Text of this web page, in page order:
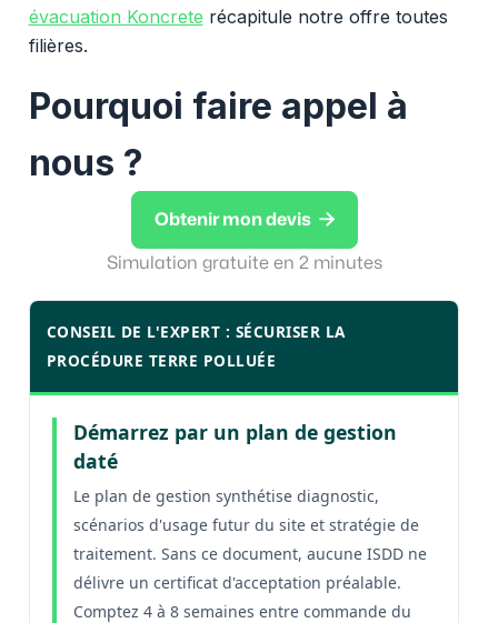
évacuation Koncrete récapitule notre offre toutes
filières.
Pourquoi faire appel à
nous ?
Obtenir mon devis 
Simulation gratuite en 2 minutes
CONSEIL DE L'EXPERT : SÉCURISER LA
PROCÉDURE TERRE POLLUÉE
Démarrez par un plan de gestion
daté
Le plan de gestion synthétise diagnostic,
scénarios d'usage futur du site et stratégie de
traitement. Sans ce document, aucune ISDD ne
délivre un certificat d'acceptation préalable.
Comptez 4 à 8 semaines entre commande du